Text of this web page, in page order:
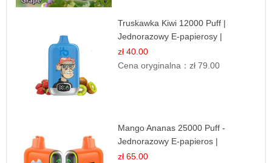
Truskawka Kiwi 12000 Puff |
Jednorazowy E-papierosy |
Owocowa Mieszanka
zł 40.00
Cena oryginalna：zł 79.00
Mango Ananas 25000 Puff -
Jednorazowy E-papieros |
Egzotyczny Smak
zł 65.00